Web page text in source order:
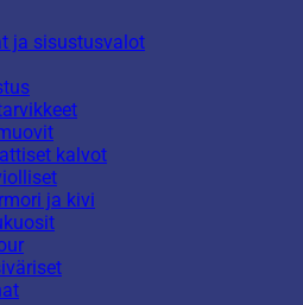
ja sisustusvalot
kalvot
ja kivi